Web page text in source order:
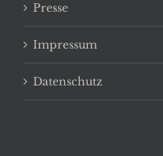
Presse
Impressum
Datenschutz